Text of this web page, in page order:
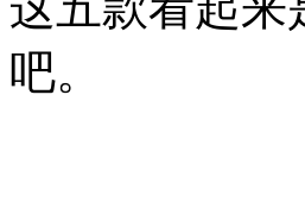
吧。